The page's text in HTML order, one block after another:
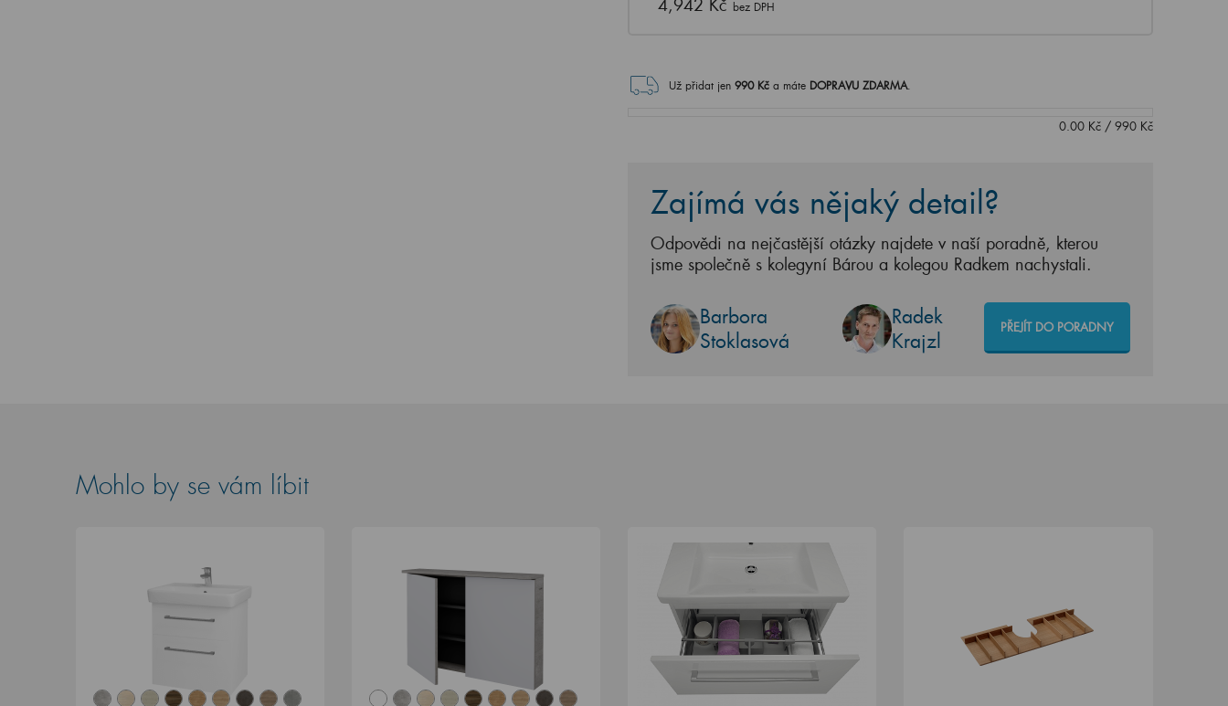
4,942 Kč bez DPH
Už přidat jen 990Kč a máte DOPRAVU ZDARMA.
0.00Kč/ 990Kč
Zajímá vás nějaký detail?
Odpovědi na nejčastější otázky najdete v naší poradně, kterou
jsme společně s kolegyní Bárou a kolegou Radkem nachystali.
Barbora
Stoklasová
Radek
Krajzl
PŘEJÍT DO PORADNY
Mohlo by se vám líbit